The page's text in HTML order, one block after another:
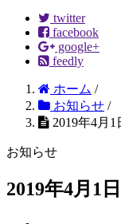
twitter
facebook
google+
feedly
ホーム /
お知らせ /
2019年4月1
お知らせ
2019年4月1日